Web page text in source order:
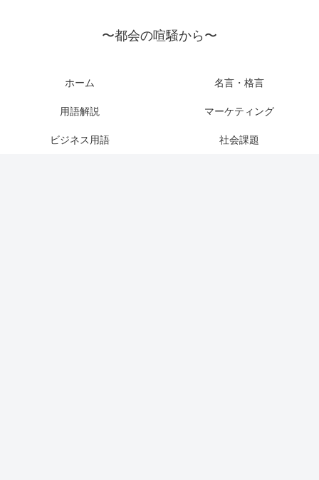
〜都会の喧騒から〜
ホーム 名言・格言
用語解説 マーケティング
ビジネス用語 社会課題